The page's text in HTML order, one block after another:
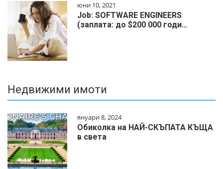
юни 10, 2021
Job: SOFTWARE ENGINEERS
(заплата: до $200 000 годи…
Недвижими имоти
януари 8, 2024
Обиколка на НАЙ-СКЪПАТА КЪЩА
в света